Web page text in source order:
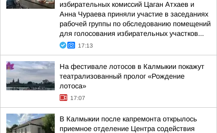
избирательных комиссий Цаган Атхаев и
Анна Чураева приняли участие в заседаниях
рабочей группы по обследованию помещений
для голосования избирательных участков...
17:13
На фестивале лотосов в Калмыкии покажут
театрализованный пролог «Рождение
лотоса»
17:07
В Калмыкии после капремонта открылось
приемное отделение Центра содействия